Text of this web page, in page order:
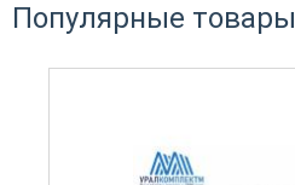
Популярные товары